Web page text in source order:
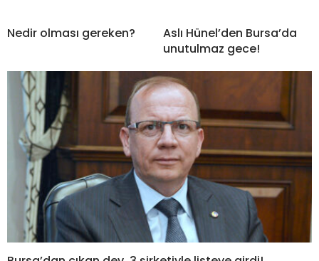
Nedir olması gereken?
Aslı Hünel’den Bursa’da
unutulmaz gece!